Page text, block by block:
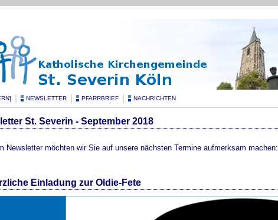
NEWSLETTER PFARRBRIEF NACHRICHTEN
St. Severin - September 2018
Newsletter möchten wir Sie auf unsere nächsten Termine aufmerksam machen:
Einladung zur Oldie-Fete